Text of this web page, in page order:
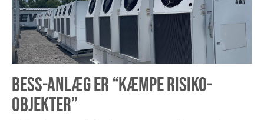
BESS-ANLÆG ER “KÆMPE RISIKO-
OBJEKTER”